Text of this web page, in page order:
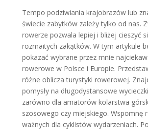
Tempo podziwiania krajobrazów lub
świecie zabytków zależy tylko od nas.
rowerze pozwala lepiej i bliżej cieszyć
rozmaitych zakątków. W tym artykule
pokazać wybrane przez mnie
rowerowe w Polsce i Europie.
różne oblicza turystyki rowerowej.
pomysły na długodystansowe
zarówno dla amatorów kolarstwa
szosowego czy miejskiego. Wspomnę
ważnych dla cyklistów wydarzeniach.